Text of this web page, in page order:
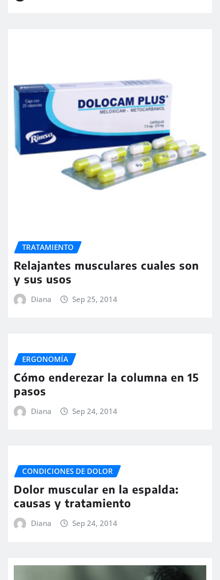
TRATAMIENTO
Relajantes musculares cuales son
y sus usos
Diana Sep 25, 2014
ERGONOMÍA
Cómo enderezar la columna en 15
pasos
Diana Sep 24, 2014
CONDICIONES DE DOLOR
Dolor muscular en la espalda:
causas y tratamiento
Diana Sep 24, 2014